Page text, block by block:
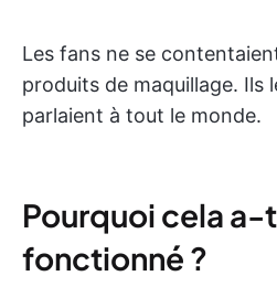
Les fans ne se
produits de maquillage. Ils
parlaient à tout le monde.
Pourquoi cela
fonctionné ?